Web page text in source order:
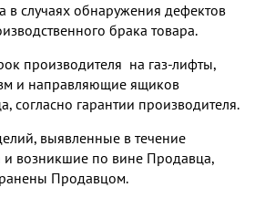
в случаях обнаружения дефектов
брака товара.
производителя на газ-лифты,
и направляющие ящиков
согласно гарантии производителя.
выявленные в течение
и возникшие по вине Продавца,
Продавцом.